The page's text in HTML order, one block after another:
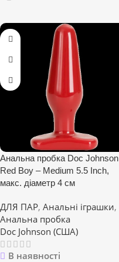
Анальна пробка Doc Johnson
Red Boy – Medium 5.5 Inch,
макс. діаметр 4 см
ДЛЯ ПАР, Анальні іграшки,
Анальна пробка
Doc Johnson (США)
В наявності